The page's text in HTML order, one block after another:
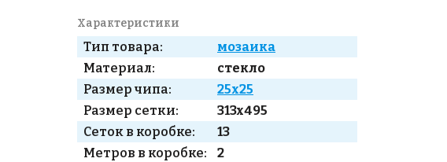
Характеристики
Тип товара:
мозаика
Материал:
стекло
Размер чипа:
25x25
Размер сетки:
313x495
Сеток в коробке:
13
Метров в коробке:
2